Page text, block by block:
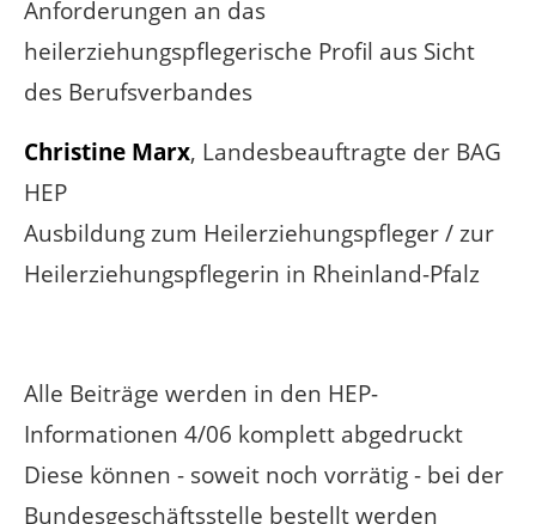
Anforderungen an das
heilerziehungspflegerische Profil aus Sicht
des Berufsverbandes
Christine Marx, Landesbeauftragte der BAG
HEP
Ausbildung zum Heilerziehungspfleger / zur
Heilerziehungspflegerin in Rheinland-Pfalz
Alle Beiträge werden in den HEP-
Informationen 4/06 komplett abgedruckt
Diese können - soweit noch vorrätig - bei der
Bundesgeschäftsstelle bestellt werden